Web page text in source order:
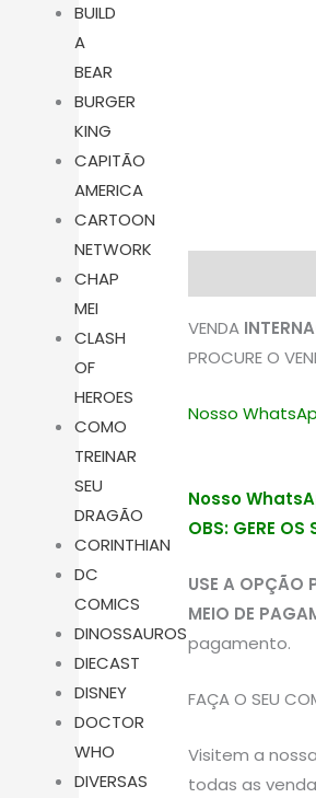
BUILD
A
BEAR
BURGER
KING
CAPITÃO
AMERICA
CARTOON
NETWORK
CHAP
MEI
CLASH
OF
HEROES
COMO
TREINAR
SEU
DRAGÃO
CORINTHIAN
DC
COMICS
DINOSSAUROS
DIECAST
DISNEY
DOCTOR
WHO
DIVERSAS
VENDA
PROCURE O
Nosso
Nosso
OBS: GERE OS
USE A OPÇÃO
MEIO DE
pagamento.
FAÇA O SEU
Visitem a
todas as